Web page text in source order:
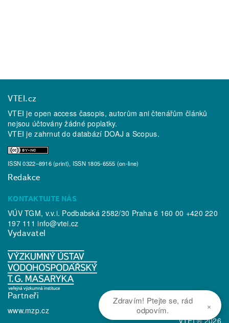
VTEI.cz
VTEI je open access časopis, autorům ani čtenářům článků
nejsou účtovány žádné poplatky.
VTEI je zahrnut do databází DOAJ a Scopus.
ISSN 0322–8916 (print), ISSN 1805-6555 (on-line)
Redakce
KONTAKTUJTE NÁS
VÚV TGM, v.v.i. Podbabská 2582/30 Praha 6 160 00 +420 220
197 111info@vtei.cz
Vydavatel
Partneři
www.mzp.cz
VTEI ® 2026
Zdravím! Ptejte se, rád
odpovím.
×